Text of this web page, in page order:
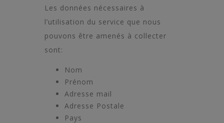
Les données nécessaires à
l’utilisation du service que nous
pouvons être amenés à collecter
sont:
Nom
Prénom
Adresse mail
Adresse Postale
Pays